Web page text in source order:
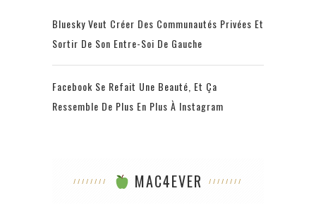
Bluesky Veut Créer Des Communautés Privées Et
Sortir De Son Entre-Soi De Gauche
Facebook Se Refait Une Beauté, Et Ça
Ressemble De Plus En Plus À Instagram
MAC4EVER